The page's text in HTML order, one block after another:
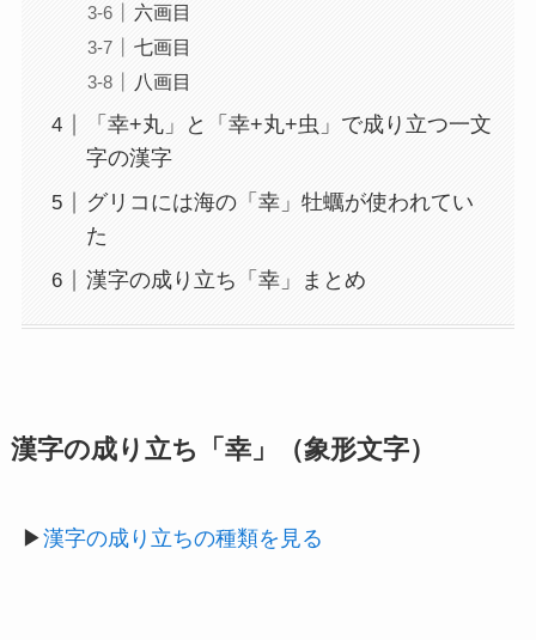
六画目
七画目
八画目
「幸+丸」と「幸+丸+虫」で成り立つ一文
字の漢字
グリコには海の「幸」牡蠣が使われてい
た
漢字の成り立ち「幸」まとめ
漢字の成り立ち「幸」（象形文字）
▶漢字の成り立ちの種類を見る